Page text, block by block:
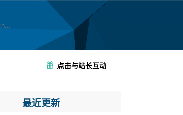
点击与站长互动
最近更新